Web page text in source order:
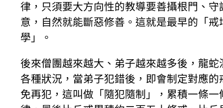
律，只須要大方向性的教導要善攝根門、守
意，自然就能斷惡修善。這就是最早的「戒
學」。
後來僧團越來越大、弟子越來越多後，龍蛇
各種狀況，當弟子犯錯後，即會制定對應的
免再犯，這叫做「隨犯隨制」，累積一條一